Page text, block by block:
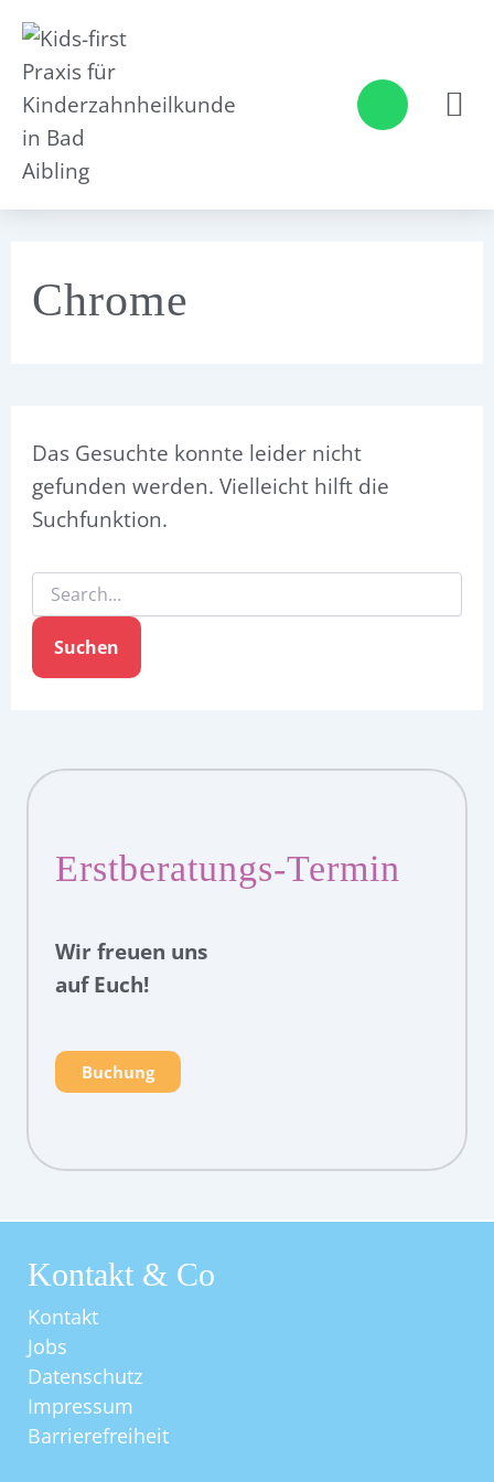
Zum
Inhalt
springen
W
a
a
Chrome
Das Gesuchte konnte leider nicht
gefunden werden. Vielleicht hilft die
Suchfunktion.
nach:
Erstberatungs-Termin
Wir freuen uns
auf Euch!
Buchung
Kontakt & Co
Kontakt
Jobs
Datenschutz
Impressum
Barrierefreiheit